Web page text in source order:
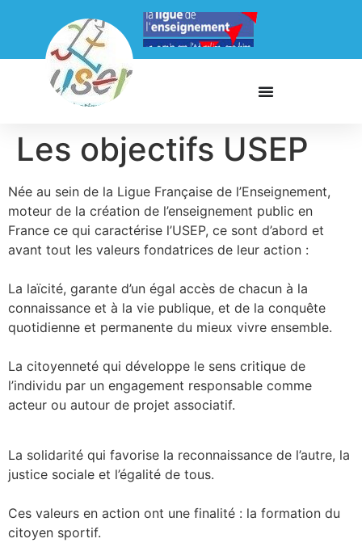
Les objectifs USEP
Née au sein de la Ligue Française de l’Enseignement,
moteur de la création de l’enseignement public en
France ce qui caractérise l’USEP, ce sont d’abord et
avant tout les valeurs fondatrices de leur action :
La laïcité, garante d’un égal accès de chacun à la
connaissance et à la vie publique, et de la conquête
quotidienne et permanente du mieux vivre ensemble.
La citoyenneté qui développe le sens critique de
l’individu par un engagement responsable comme
acteur ou autour de projet associatif.
La solidarité qui favorise la reconnaissance de l’autre, la
justice sociale et l’égalité de tous.
Ces valeurs en action ont une finalité : la formation du
citoyen sportif.